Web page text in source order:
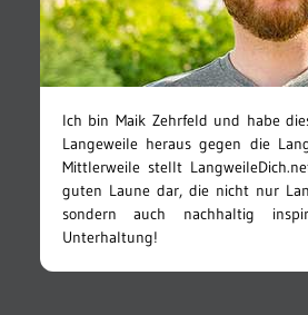
Ich bin Maik Zehrfeld und habe
Langeweile heraus gegen die
Mittlerweile stellt
guten Laune dar, die nicht nur
sondern auch nachhaltig
Unterhaltung!